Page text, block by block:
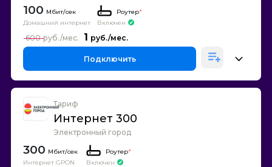
100
Домашний интернет
Роутер*
Включен
1
600
Подключить
Тариф
Интернет 300
Электронный город
300
Интернет GPON
Роутер*
Включен